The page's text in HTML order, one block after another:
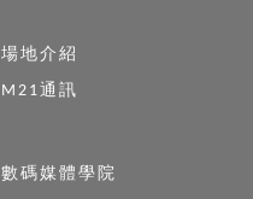
場地介紹
M21通訊
數碼媒體學院